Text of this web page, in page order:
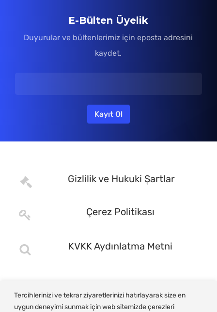
Tercihlerinizi ve tekrar ziyaretlerinizi hatırlayarak size en
uygun deneyimi sunmak için web sitemizde çerezleri
E-Bülten Üyelik
Duyurular ve bültenlerimiz için eposta adresini
kaydet.
Gizlilik ve Hukuki Şartlar
Çerez Politikası
KVKK Aydınlatma Metni